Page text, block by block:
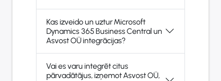
Kas izveido un uztur Microsoft
Dynamics 365 Business Central un
Asvost OÜ integrācijas?
Vai es varu integrēt citus
pārvadātājus, izņemot Asvost OÜ,